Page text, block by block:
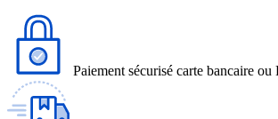
Paiement sécurisé carte bancaire ou